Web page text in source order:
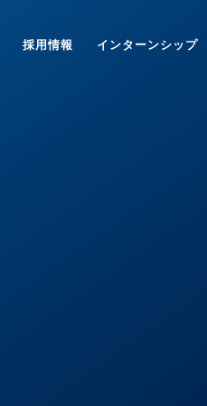
採用情報 インターンシップ